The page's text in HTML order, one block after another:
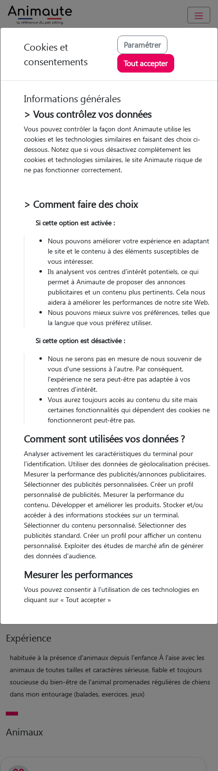
Animaute Bretagne Concarneau
Mélanie - Petsitter à
CONCARNEAU
• 24 ans
Véhiculé
Contacter
L'envoi d'une demande est sans engagement
Motivation
j'ai toujours eu des animaux à la maison : j'ai grandi entourée de
plusieurs chats et d'un lapin, ce qui m'a appris très tôt à prendre soin
d'eux avec attention et patience. aujourd'hui, même si je travaille à
temps plein, j'ai envie de continuer à partager ce lien avec les
animaux en proposant mes services de garde et de promenade. c'est
avant tout une passion, pas juste un “petit boulot” ! je suis quelqu'un
de douce, sérieuse et à l'écoute. j'aime prendre le temps de connaître
sente bien pendant l'absence de ses maîtres. que ce soit pour une
promenade, une visite je ferai en sorte que votre compagnon se
sente très bien?
Expérience
habituée à la présence d'animaux depuis l'enfance À l'aise avec les
animaux de toutes tailles et caractères sérieuse, fiable et toujours
soucieuse du bien-être de l'animal promenades régulières de chiens
dans mon entourage (balades, exercices, jeux)
Animaux
Cookies et
consentements
Paramétrer
Tout accepter
Informations générales
> Vous contrôlez vos données
Vous pouvez contrôler la façon dont Animaute utilise les
cookies et les technologies similaires en faisant des choix ci-
dessous. Notez que si vous désactivez complètement les
cookies et technologies similaires, le site Animaute risque de
ne pas fonctionner correctement.
> Comment faire des choix
Si cette option est activée :
Nous pouvons améliorer votre expérience en adaptant
le site et le contenu à des éléments susceptibles de
vous intéresser.
Ils analysent vos centres d'intérêt potentiels, ce qui
permet à Animaute de proposer des annonces
publicitaires et un contenu plus pertinents. Cela nous
aidera à améliorer les performances de notre site Web.
Nous pouvons mieux suivre vos préférences, telles que
la langue que vous préférez utiliser.
Si cette option est désactivée :
Nous ne serons pas en mesure de nous souvenir de
vous d'une sessions à l'autre. Par conséquent,
l'expérience ne sera peut-être pas adaptée à vos
centres d'intérêt.
Vous aurez toujours accès au contenu du site mais
certaines fonctionnalités qui dépendent des cookies ne
fonctionneront peut-être pas.
Comment sont utilisées vos données ?
Analyser activement les caractéristiques du terminal pour
l'identification. Utiliser des données de géolocalisation précises.
Mesurer la performance des publicités/annonces publicitaires.
Sélectionner des publicités personnalisées. Créer un profil
personnalisé de publicités. Mesurer la performance du
contenu. Développer et améliorer les produits. Stocker et/ou
accéder à des informations stockées sur un terminal.
Sélectionner du contenu personnalisé. Sélectionner des
publicités standard. Créer un profil pour afficher un contenu
personnalisé. Exploiter des études de marché afin de générer
des données d'audience.
Mesurer les performances
Vous pouvez consentir à l'utilisation de ces technologies en
cliquant sur « Tout accepter »